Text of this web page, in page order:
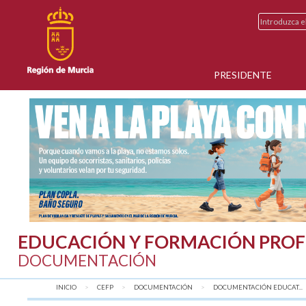
PRESIDENTE
EDUCACIÓN Y FORMACIÓN
DOCUMENTACIÓN
INICIO CEFP DOCUMENTACIÓN DOCUMENTACIÓN EDUCAT...